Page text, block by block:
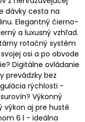
dávky cesta na
Elegantný čierno-
a luxusný vzhľad.
rotačný systém
osi a po obvode
Digitálne ovládanie
prevádzky bez
rýchlosti -
Výkonný
výkon aj pre husté
6 l - ideálna